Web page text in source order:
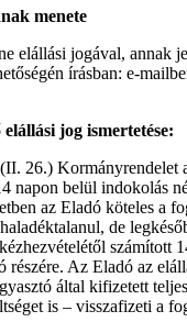
menete
elállási jogával, annak
írásban: e-
jog ismertetése:
26.) Kormányrendelet
napon belül indokolás
az Eladó köteles a
de
számított
részére. Az Eladó az
által kifizetett
is – visszafizeti a